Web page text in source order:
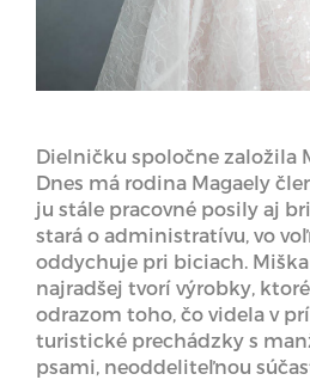
Dielničku spoločne založila
Dnes má rodina Magaely
ju stále pracovné posily aj
stará o administratívu, vo
oddychuje pri biciach.
najradšej tvorí výrobky,
odrazom toho, čo videla v
turistické prechádzky s
psami, neoddeliteľnou